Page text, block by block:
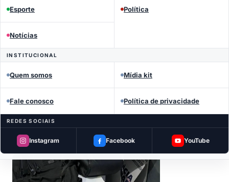
Esporte Política
Notícias
INSTITUCIONAL
Quem somos Mídia kit
Fale conosco Política de privacidade
REDES SOCIAIS
Instagram Facebook YouTube
Mais lidas